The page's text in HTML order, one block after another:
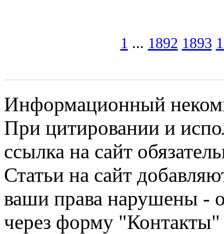
1 ... 1892 1893
Информационный
При цитировании и
ссылка на сайт
Статьи на сайт
ваши права нарушены -
через форму "Контакты"